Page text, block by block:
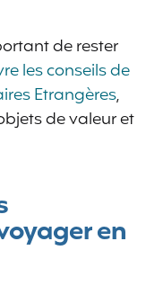
de rester
les conseils de
Etrangères,
de valeur et
en